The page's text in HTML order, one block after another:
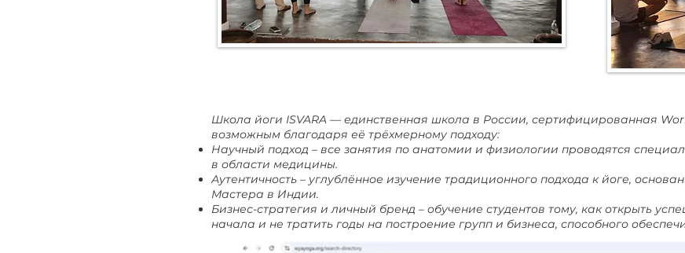
Школа йоги ISVARA — единственная школа в России, сертифицированная
возможным благодаря её трёхмерному подходу:
Научный подход – все занятия по анатомии и физиологии проводятся
в области медицины.
Аутентичность – углублённое изучение традиционного подхода к йоге,
Мастера в Индии.
Бизнес-стратегия и личный бренд – обучение студентов тому, как открыть
начала и не тратить годы на построение групп и бизнеса, способного